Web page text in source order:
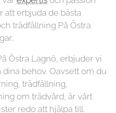
att erbjuda de bästa
trädfällning På Östra
Östra Lagnö, erbjuder vi
behov. Oavsett om du
trädfällning,
om trädvård, är vårt
redo att hjälpa till.